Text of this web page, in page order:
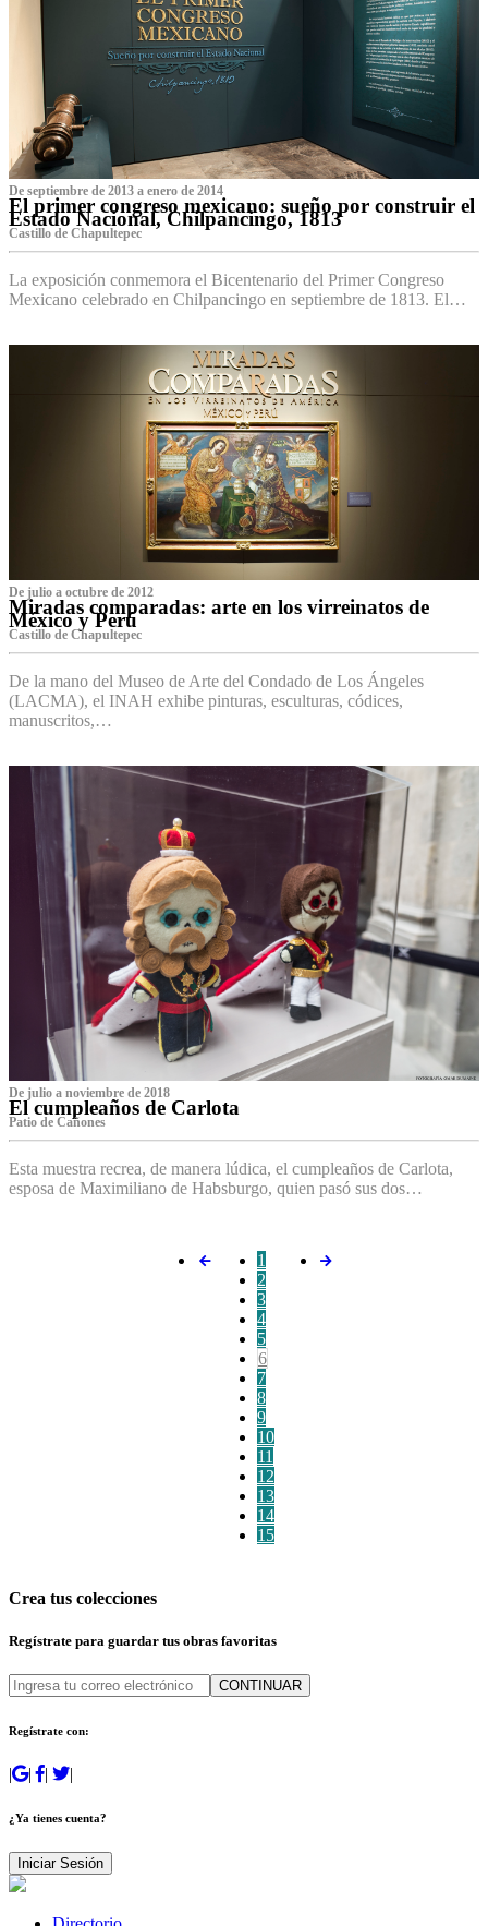
De septiembre de 2013 a enero de 2014
El primer congreso mexicano: sueño por construir el
Estado Nacional, Chilpancingo, 1813
Castillo de Chapultepec
La exposición conmemora el Bicentenario del Primer Congreso
Mexicano celebrado en Chilpancingo en septiembre de 1813. El…
De julio a octubre de 2012
Miradas comparadas: arte en los virreinatos de
México y Perú
Castillo de Chapultepec
De la mano del Museo de Arte del Condado de Los Ángeles
(LACMA), el INAH exhibe pinturas, esculturas, códices,
manuscritos,…
De julio a noviembre de 2018
El cumpleaños de Carlota
Patio de Cañones
Esta muestra recrea, de manera lúdica, el cumpleaños de Carlota,
esposa de Maximiliano de Habsburgo, quien pasó sus dos…
1
2
3
4
5
6
7
8
9
10
11
12
13
14
15
Crea tus colecciones
Regístrate para guardar tus obras favoritas
CONTINUAR
Regístrate con:
| | | |
¿Ya tienes cuenta?
Iniciar Sesión